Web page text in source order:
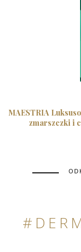
MAESTRIA
zmarszczki i